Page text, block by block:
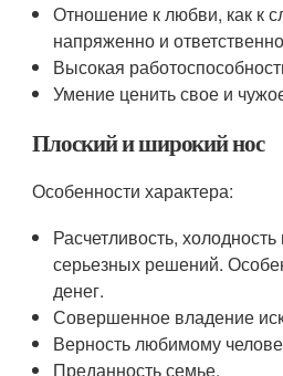
Отношение к любви, как к
напряженно и
Высокая
Умение ценить свое и
Плоский и широкий нос
Особенности характера:
Расчетливость,
серьезных решений.
денег.
Совершенное владение
Верность любимому
Преданность семье.